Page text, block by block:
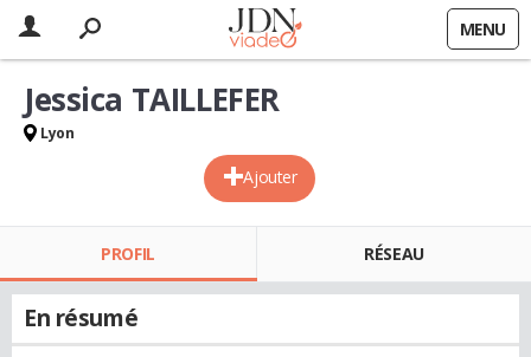
MENU
Ajouter
Jessica TAILLEFER
Lyon
PROFIL RÉSEAU
En résumé